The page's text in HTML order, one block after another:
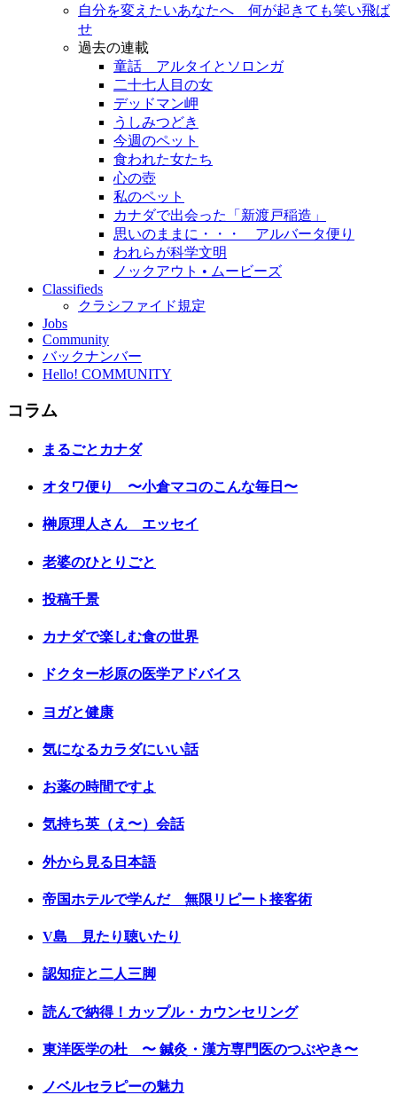
自分を変えたいあなたへ 何が起きても笑い飛ば
せ
過去の連載
童話 アルタイとソロンガ
二十七人目の女
デッドマン岬
うしみつどき
今週のペット
食われた女たち
心の壺
私のペット
カナダで出会った「新渡戸稲造」
思いのままに・・・ アルバータ便り
われらが科学文明
ノックアウト • ムービーズ
Classifieds
クラシファイド規定
Jobs
Community
バックナンバー
Hello! COMMUNITY
コラム
まるごとカナダ
オタワ便り 〜小倉マコのこんな毎日〜
榊原理人さん エッセイ
老婆のひとりごと
投稿千景
カナダで楽しむ食の世界
ドクター杉原の医学アドバイス
ヨガと健康
気になるカラダにいい話
お薬の時間ですよ
気持ち英（え〜）会話
外から見る日本語
帝国ホテルで学んだ 無限リピート接客術
V島 見たり聴いたり
認知症と二人三脚
読んで納得！カップル・カウンセリング
東洋医学の杜 〜 鍼灸・漢方専門医のつぶやき〜
ノベルセラピーの魅力